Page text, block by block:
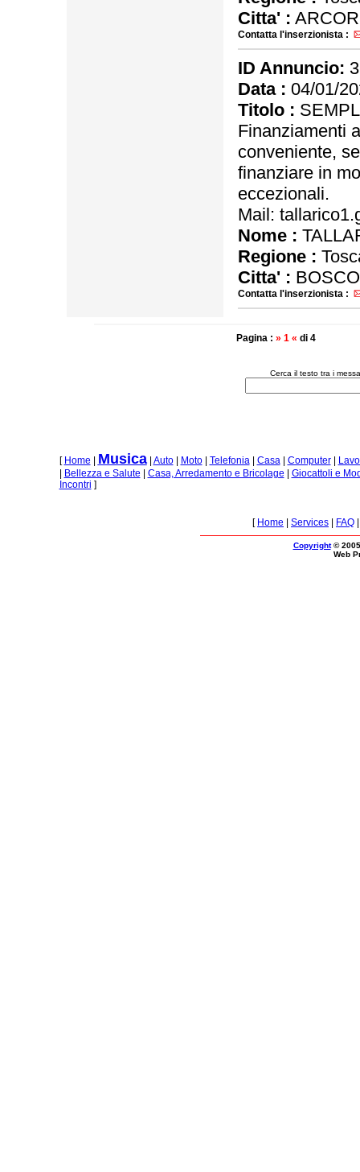
Citta' :
Contatta l'inserzionista :
ID Annuncio:
Data : 04/01/
Titolo :
Finanziamenti
conveniente,
finanziare in
eccezionali.
Mail:
Nome :
Regione :
Citta' :
Contatta l'inserzionista :
Pagina : » 1 « di 4
Cerca il testo tra i
[ Home Musica| Auto| Moto| Telefonia| Casa| Computer|
Bellezza e Salute Casa, Arredamento e Bricolage
Giocattoli e
Incontri ]
[ Home Services FAQ
Copyright©
Web